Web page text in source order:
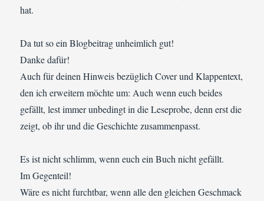
hat.
Da tut so ein Blogbeitrag unheimlich gut!
Danke dafür!
Auch für deinen Hinweis bezüglich Cover und Klappentext,
den ich erweitern möchte um: Auch wenn euch beides
gefällt, lest immer unbedingt in die Leseprobe, denn erst die
zeigt, ob ihr und die Geschichte zusammenpasst.
Es ist nicht schlimm, wenn euch ein Buch nicht gefällt.
Im Gegenteil!
Wäre es nicht furchtbar, wenn alle den gleichen Geschmack